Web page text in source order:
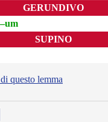
GERUNDIVO
SUPINO
questo lemma